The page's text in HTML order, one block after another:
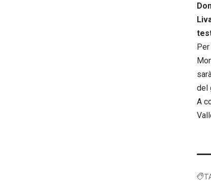
Per
del
A